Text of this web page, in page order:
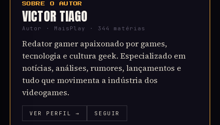
SOBRE O AUTOR
VICTOR TIAGO
Autor · MaisPlay · 344 matérias
Redator gamer apaixonado por games,
tecnologia e cultura geek. Especializado em
notícias, análises, rumores, lançamentos e
tudo que movimenta a indústria dos
videogames.
VER PERFIL → SEGUIR